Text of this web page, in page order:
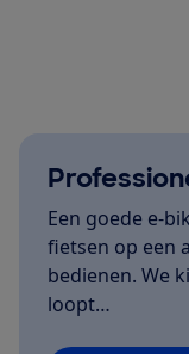
Een goede e-
fietsen op een
bedienen. We
loopt…